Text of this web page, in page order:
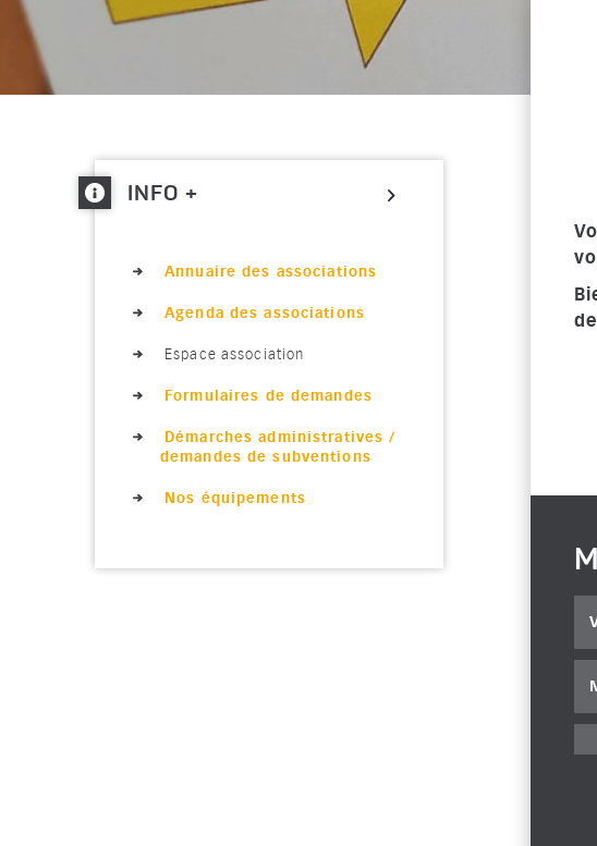
INFO + Ouvrir/fermer
Annuaire des associations
Agenda des associations
Espace association
Formulaires de demandes
Démarches administratives /
demandes de subventions
Nos équipements